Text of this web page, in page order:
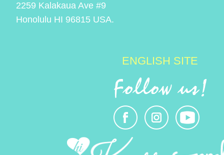
2259 Kalakaua Ave #9
Honolulu HI 96815 USA.
ENGLISH SITE